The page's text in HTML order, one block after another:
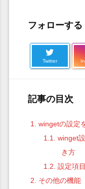
フォローする
Twitter
記事の目次
1.
wingetの設定
1.1.
winget
き方
1.2. 設定項
2.
その他の機能